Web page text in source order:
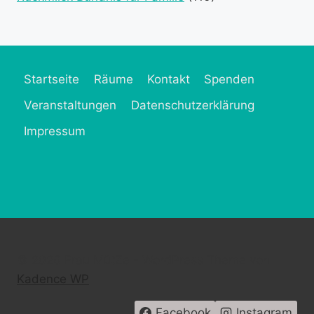
Startseite Räume Kontakt
Spenden
Veranstaltungen
Datenschutzerklärung
Impressum